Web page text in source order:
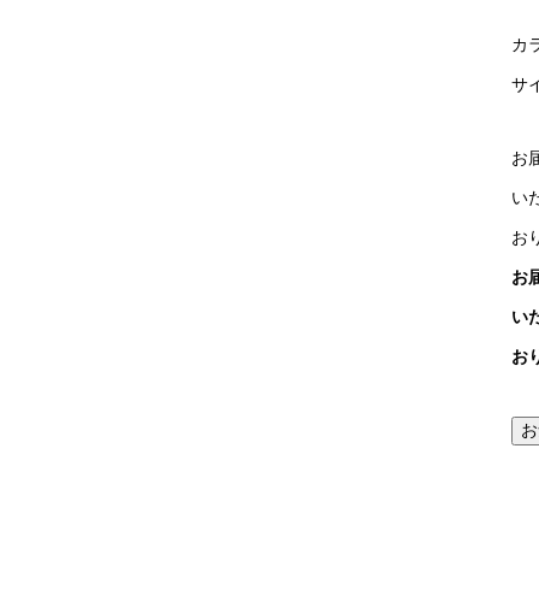
カ
サ
お
い
お
お
い
お